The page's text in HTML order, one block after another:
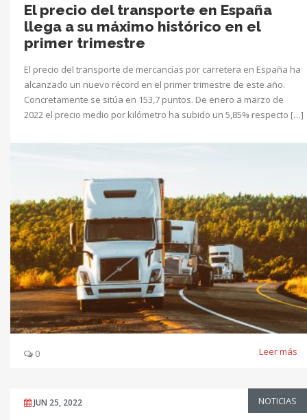
El precio del transporte en España
llega a su máximo histórico en el
primer trimestre
El precio del transporte de mercancías por carretera en España ha
alcanzado un nuevo récord en el primer trimestre de este año.
Concretamente se sitúa en 153,7 puntos. De enero a marzo de
2022 el precio medio por kilómetro ha subido un 5,85% respecto […]
0 Leer más
JUN 25, 2022 NOTICIAS